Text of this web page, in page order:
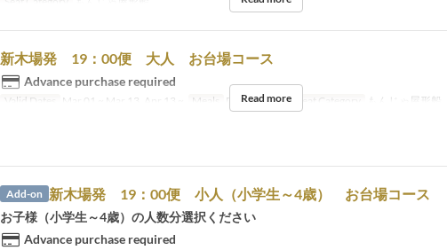
新木場発 19：00便 大人 お台場コース
Advance purchase required
Valid Dates Mar 01 ~ Mar 13, Apr 13 ~ Meals Dinner, Night Seat Category もんじゃ屋形船
Read more
Add-on 新木場発 19：00便 小人（小学生～4歳） お台場コース
お子様（小学生～4歳）の人数分選択ください
Advance purchase required